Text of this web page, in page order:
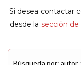
Si desea contactar
desde la sección
Búsqueda por: